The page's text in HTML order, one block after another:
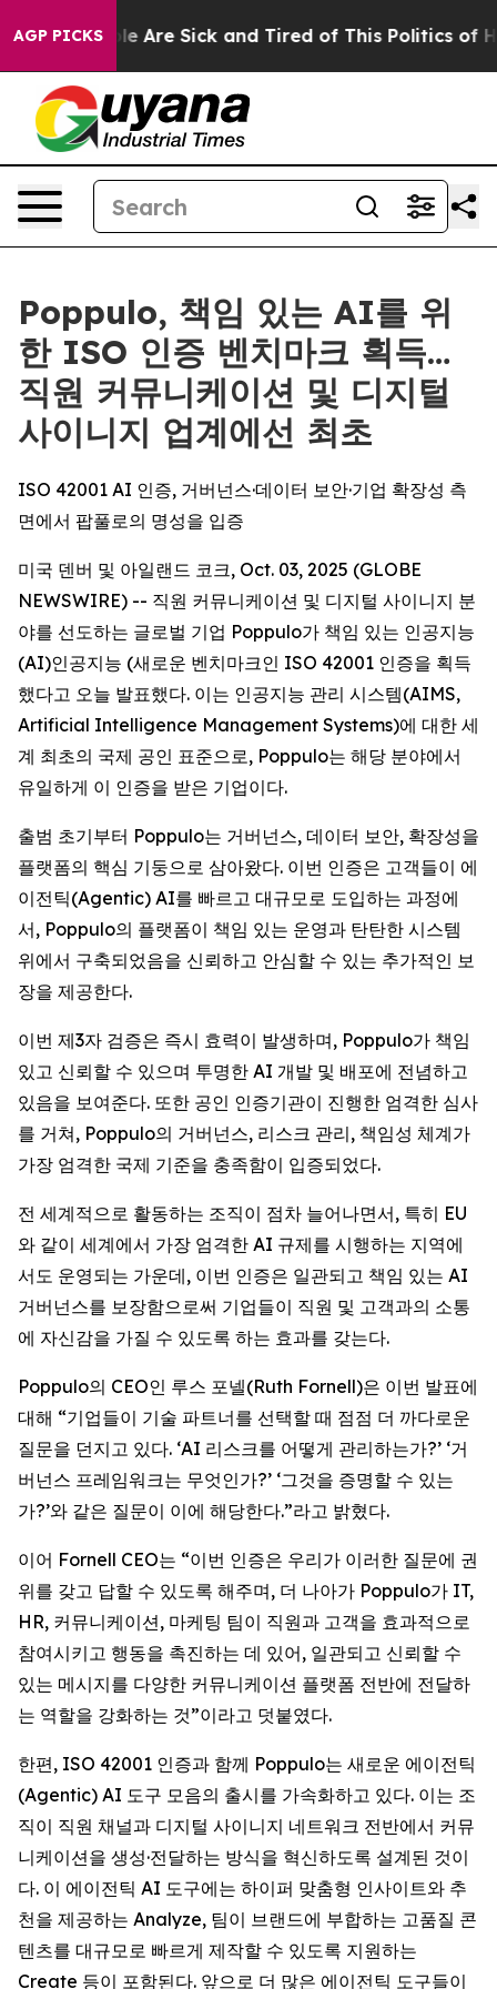
AGP PICKS
“People Are Sick and Tired of This Politics of
Poppulo, 책임 있는 AI를 위
한 ISO 인증 벤치마크 획득…
직원 커뮤니케이션 및 디지털
사이니지 업계에선 최초
ISO 42001 AI 인증, 거버넌스·데이터 보안·기업 확장성 측
면에서 팝풀로의 명성을 입증
미국 덴버 및 아일랜드 코크, Oct. 03, 2025 (GLOBE
NEWSWIRE) -- 직원 커뮤니케이션 및 디지털 사이니지 분
야를 선도하는 글로벌 기업 Poppulo가 책임 있는 인공지능
(AI)인공지능 (새로운 벤치마크인 ISO 42001 인증을 획득
했다고 오늘 발표했다. 이는 인공지능 관리 시스템(AIMS,
Artificial Intelligence Management Systems)에 대한 세
계 최초의 국제 공인 표준으로, Poppulo는 해당 분야에서
유일하게 이 인증을 받은 기업이다.
출범 초기부터 Poppulo는 거버넌스, 데이터 보안, 확장성을
플랫폼의 핵심 기둥으로 삼아왔다. 이번 인증은 고객들이 에
이전틱(Agentic) AI를 빠르고 대규모로 도입하는 과정에
서, Poppulo의 플랫폼이 책임 있는 운영과 탄탄한 시스템
위에서 구축되었음을 신뢰하고 안심할 수 있는 추가적인 보
장을 제공한다.
이번 제3자 검증은 즉시 효력이 발생하며, Poppulo가 책임
있고 신뢰할 수 있으며 투명한 AI 개발 및 배포에 전념하고
있음을 보여준다. 또한 공인 인증기관이 진행한 엄격한 심사
를 거쳐, Poppulo의 거버넌스, 리스크 관리, 책임성 체계가
가장 엄격한 국제 기준을 충족함이 입증되었다.
전 세계적으로 활동하는 조직이 점차 늘어나면서, 특히 EU
와 같이 세계에서 가장 엄격한 AI 규제를 시행하는 지역에
서도 운영되는 가운데, 이번 인증은 일관되고 책임 있는 AI
거버넌스를 보장함으로써 기업들이 직원 및 고객과의 소통
에 자신감을 가질 수 있도록 하는 효과를 갖는다.
Poppulo의 CEO인 루스 포넬(Ruth Fornell)은 이번 발표에
대해 “기업들이 기술 파트너를 선택할 때 점점 더 까다로운
질문을 던지고 있다. ‘AI 리스크를 어떻게 관리하는가?’ ‘거
버넌스 프레임워크는 무엇인가?’ ‘그것을 증명할 수 있는
가?’와 같은 질문이 이에 해당한다.”라고 밝혔다.
이어 Fornell CEO는 “이번 인증은 우리가 이러한 질문에 권
위를 갖고 답할 수 있도록 해주며, 더 나아가 Poppulo가 IT,
HR, 커뮤니케이션, 마케팅 팀이 직원과 고객을 효과적으로
참여시키고 행동을 촉진하는 데 있어, 일관되고 신뢰할 수
있는 메시지를 다양한 커뮤니케이션 플랫폼 전반에 전달하
는 역할을 강화하는 것”이라고 덧붙였다.
한편, ISO 42001 인증과 함께 Poppulo는 새로운 에이전틱
(Agentic) AI 도구 모음의 출시를 가속화하고 있다. 이는 조
직이 직원 채널과 디지털 사이니지 네트워크 전반에서 커뮤
니케이션을 생성·전달하는 방식을 혁신하도록 설계된 것이
다. 이 에이전틱 AI 도구에는 하이퍼 맞춤형 인사이트와 추
천을 제공하는 Analyze, 팀이 브랜드에 부합하는 고품질 콘
텐츠를 대규모로 빠르게 제작할 수 있도록 지원하는
Create 등이 포함된다. 앞으로 더 많은 에이전틱 도구들이